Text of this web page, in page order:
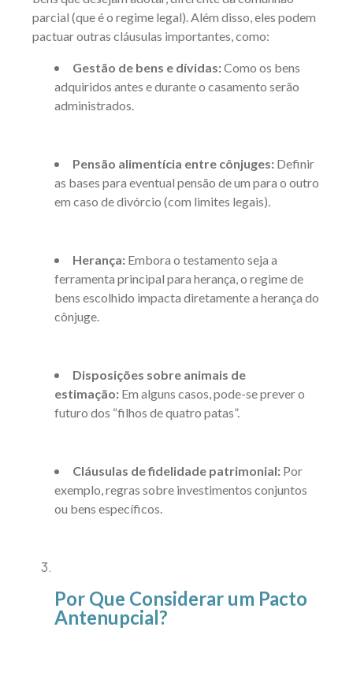
parcial (que é o regime legal). Além disso, eles podem
pactuar outras cláusulas importantes, como:
Gestão de bens e dívidas:Como os bens
adquiridos antes e durante o casamento serão
administrados.
Pensão alimentícia entre cônjuges: Definir
as bases para eventual pensão de um para o outro
em caso de divórcio (com limites legais).
Herança: Embora o testamento seja a
ferramenta principal para herança, o regime de
bens escolhido impacta diretamente a herança do
cônjuge.
Disposições sobre animais de
estimação: Em alguns casos, pode-se prever o
futuro dos “filhos de quatro patas”.
Cláusulas de fidelidade patrimonial: Por
exemplo, regras sobre investimentos conjuntos
ou bens específicos.
Por Que Considerar um Pacto
Antenupcial?